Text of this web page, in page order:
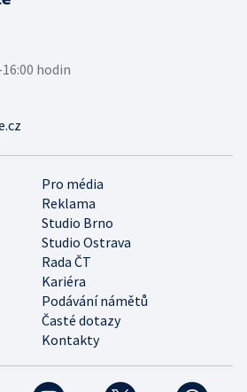
Pro média
Reklama
Studio Brno
Studio Ostrava
Rada ČT
Kariéra
Podávání námětů
Časté dotazy
Kontakty
hodin